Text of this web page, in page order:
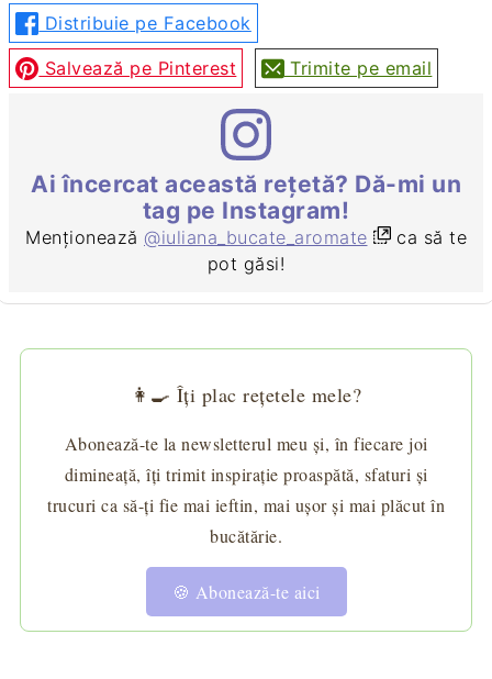
Distribuie pe Facebook
Salvează pe Pinterest Trimite pe email
Ai încercat această rețetă? Dă-mi un
tag pe Instagram!
Menționează @iuliana_bucate_aromate
ca să te
pot găsi!
👩‍🍳 Îți plac rețetele mele?
Abonează-te la newsletterul meu și, în fiecare joi
dimineață, îți trimit inspirație proaspătă, sfaturi și
trucuri ca să-ți fie mai ieftin, mai ușor și mai plăcut în
bucătărie.
🍪 Abonează-te aici